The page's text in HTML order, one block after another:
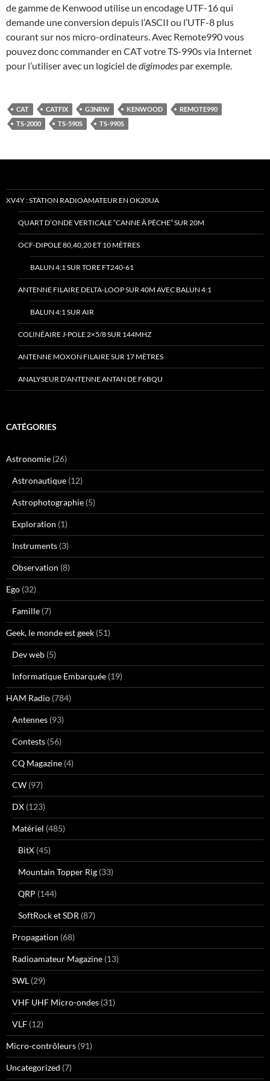
de gamme de Kenwood utilise un encodage UTF-16 qui
demande une conversion depuis l’ASCII ou l’UTF-8 plus
courant sur nos micro-ordinateurs. Avec Remote990 vous
pouvez donc commander en CAT votre TS-990s via Internet
pour l’utiliser avec un logiciel dedigimodes par exemple.
CAT CATFIX G3NRW KENWOOD
REMOTE990
TS-2000
TS-590S TS-990S
XV4Y : STATION RADIOAMATEUR EN OK20UA
QUART D’ONDE VERTICALE “CANNE À PÊCHE” SUR 20M
OCF-DIPOLE 80,40,20 ET 10 MÈTRES
BALUN 4:1 SUR TORE FT240-61
ANTENNE FILAIRE DELTA-LOOP SUR 40M AVEC BALUN 4:1
BALUN 4:1 SUR AIR
COLINÉAIRE J-POLE 2×5/8 SUR 144MHZ
ANTENNE MOXON FILAIRE SUR 17 MÈTRES
ANALYSEUR D’ANTENNE ANTAN DE F6BQU
CATÉGORIES
Astronomie (26)
Astronautique (12)
Astrophotographie (5)
Exploration (1)
Instruments (3)
Observation (8)
Ego (32)
Famille (7)
Geek, le monde est geek (51)
Dev web (5)
Informatique Embarquée (19)
HAM Radio (784)
Antennes (93)
Contests (56)
CQ Magazine (4)
CW (97)
DX (123)
Matériel (485)
BitX (45)
Mountain Topper Rig (33)
QRP (144)
SoftRock et SDR (87)
Propagation (68)
Radioamateur Magazine (13)
SWL (29)
VHF UHF Micro-ondes (31)
VLF (12)
Micro-contrôleurs (91)
Uncategorized (7)